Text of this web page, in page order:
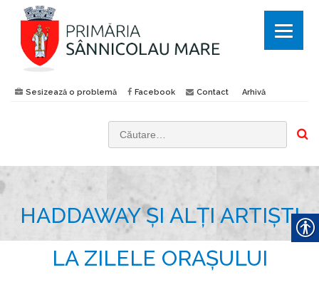
Sesizează o problemă Facebook Contact Arhivă
HADDAWAY ȘI ALȚI ARTIȘTI
LA ZILELE ORAȘULUI